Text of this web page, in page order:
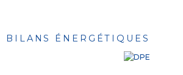
BILANS ÉNERGÉTIQUES